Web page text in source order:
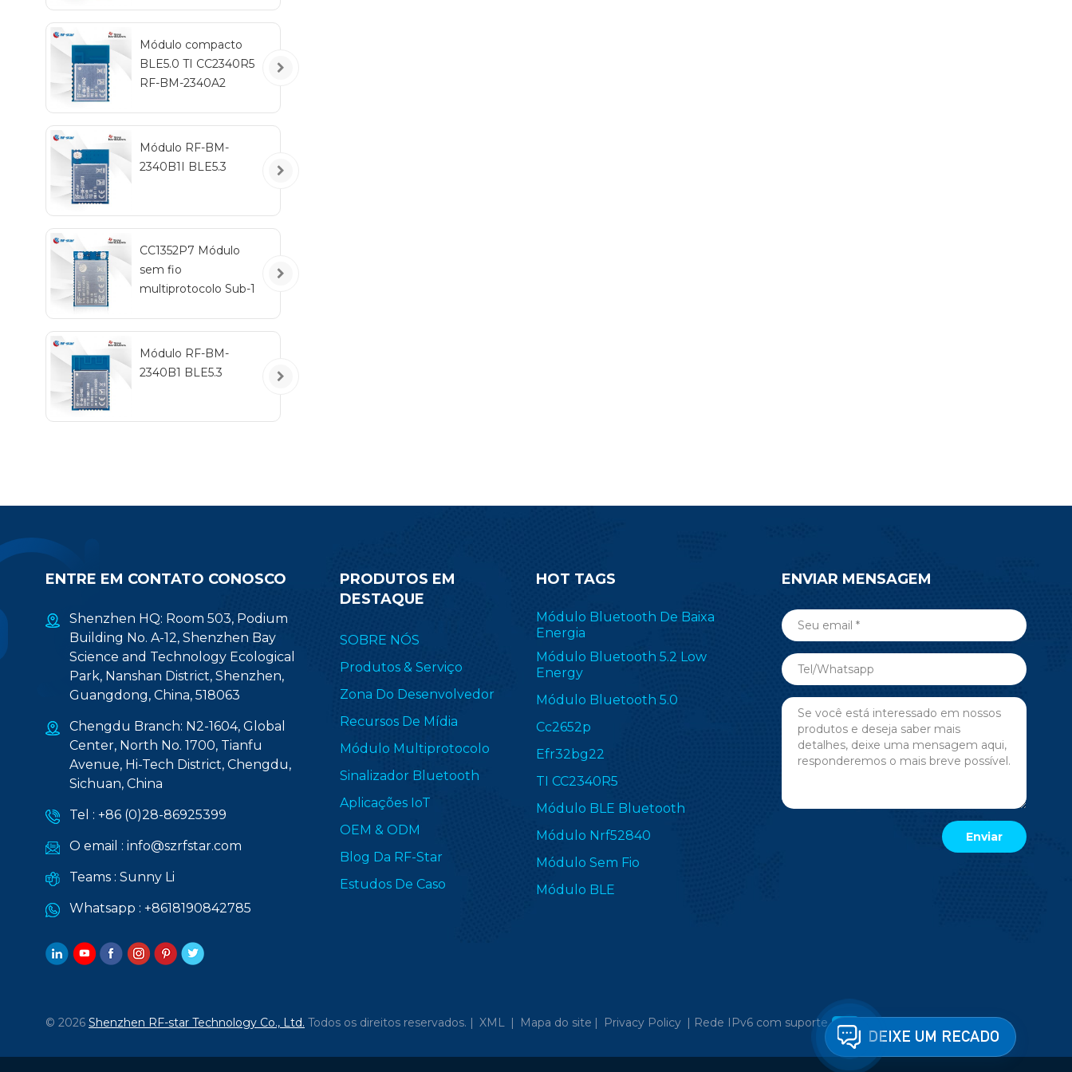
Módulo compacto
BLE5.0 TI CC2340R5
RF-BM-2340A2
Módulo RF-BM-
2340B1I BLE5.3
CC1352P7 Módulo
sem fio
multiprotocolo Sub-1
Módulo RF-BM-
2340B1 BLE5.3
ENTRE EM CONTATO CONOSCO
Shenzhen HQ: Room 503, Podium
Building No. A-12, Shenzhen Bay
Science and Technology Ecological
Park, Nanshan District, Shenzhen,
Guangdong, China, 518063
Chengdu Branch: N2-1604, Global
Center, North No. 1700, Tianfu
Avenue, Hi-Tech District, Chengdu,
Sichuan, China
Tel : +86 (0)28-86925399
O email : info@szrfstar.com
Teams : Sunny Li
Whatsapp : +8618190842785
PRODUTOS EM
DESTAQUE
SOBRE NÓS
Produtos & Serviço
Zona Do Desenvolvedor
Recursos De Mídia
Módulo Multiprotocolo
Sinalizador Bluetooth
Aplicações IoT
OEM & ODM
Blog Da RF-Star
Estudos De Caso
HOT TAGS
Módulo Bluetooth De Baixa
Energia
Módulo Bluetooth 5.2 Low
Energy
Módulo Bluetooth 5.0
Cc2652p
Efr32bg22
TI CC2340R5
Módulo BLE Bluetooth
Módulo Nrf52840
Módulo Sem Fio
Módulo BLE
ENVIAR MENSAGEM
© 2026 Shenzhen RF-star Technology Co., Ltd. Todos os direitos reservados. | XML | Mapa do site | Privacy Policy | Rede IPv6 com suporte
DEIXE UM RECADO